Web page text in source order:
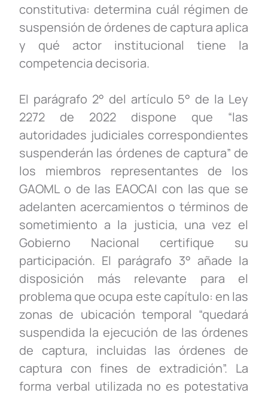
constitutiva: determina cuál régimen de
suspensión de órdenes de captura aplica
y qué actor institucional tiene la
competencia decisoria.
El parágrafo 2° del artículo 5° de la Ley
2272 de 2022 dispone que “las
autoridades judiciales correspondientes
suspenderán las órdenes de captura” de
los miembros representantes de los
GAOML o de las EAOCAI con las que se
adelanten acercamientos o términos de
sometimiento a la justicia, una vez el
Gobierno Nacional certifique su
participación. El parágrafo 3° añade la
disposición más relevante para el
problema que ocupa este capítulo: en las
zonas de ubicación temporal “quedará
suspendida la ejecución de las órdenes
de captura, incluidas las órdenes de
captura con fines de extradición”. La
forma verbal utilizada no es potestativa